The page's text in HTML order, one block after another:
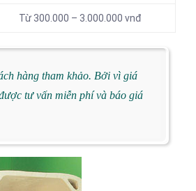
Từ 300.000 – 3.000.000 vnđ
hàng tham khảo. Bởi vì giá
tư vấn miễn phí và báo giá